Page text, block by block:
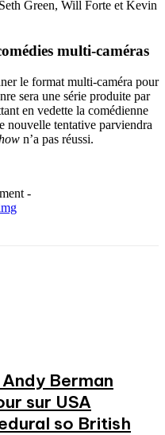
Green, Will Forte et Kevin
multi-caméras
le format multi-caméra pour
sera une série produite par
en vedette la comédienne
nouvelle tentative parviendra
n’a pas réussi.
-
Berman
sur USA
so British